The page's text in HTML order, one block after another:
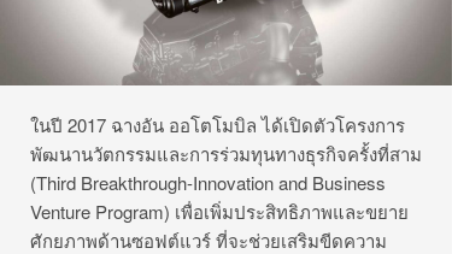
ในปี 2017 ฉางอัน ออโตโมบิล ได้เปิดตัวโครงการ
พัฒนานวัตกรรมและการร่วมทุนทางธุรกิจครั้งที่สาม
(Third Breakthrough-Innovation and Business
Venture Program) เพื่อเพิ่มประสิทธิภาพและขยาย
ศักยภาพด้านซอฟต์แวร์ ที่จะช่วยเสริมขีดความ